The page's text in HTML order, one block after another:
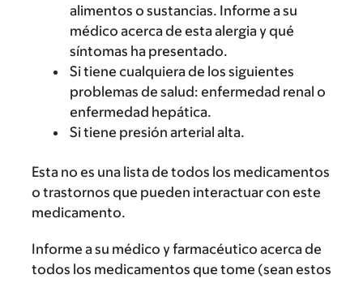
alimentos o sustancias. Informe a su
médico acerca de esta alergia y qué
síntomas ha presentado.
Si tiene cualquiera de los siguientes
problemas de salud: enfermedad renal o
enfermedad hepática.
Si tiene presión arterial alta.
Esta no es una lista de todos los medicamentos
o trastornos que pueden interactuar con este
medicamento.
Informe a su médico y farmacéutico acerca de
todos los medicamentos que tome (sean estos